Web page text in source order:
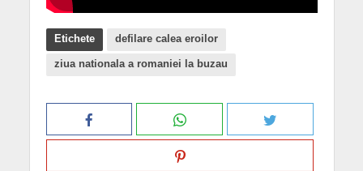
Etichete defilare calea eroilor
ziua nationala a romaniei la buzau